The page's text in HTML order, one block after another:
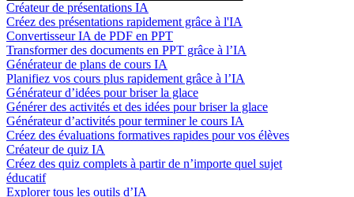
Créateur de présentations IA
Créez des présentations rapidement grâce à l'IA
Convertisseur IA de PDF en PPT
Transformer des documents en PPT grâce à l’IA
Générateur de plans de cours IA
Planifiez vos cours plus rapidement grâce à l’IA
Générateur d’idées pour briser la glace
Générer des activités et des idées pour briser la glace
Générateur d’activités pour terminer le cours IA
Créez des évaluations formatives rapides pour vos élèves
Créateur de quiz IA
Créez des quiz complets à partir de n’importe quel sujet
éducatif
Explorer tous les outils d’IA